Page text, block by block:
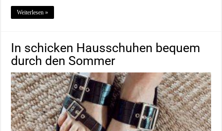
Weiterlesen »
In schicken Hausschuhen bequem
durch den Sommer